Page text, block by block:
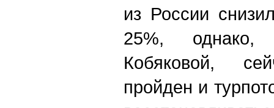
из России
25%,
Кобяковой,
пройден и